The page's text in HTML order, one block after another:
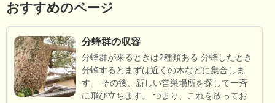
おすすめのページ
分蜂群の収容
分蜂群が来るときは2種類ある 分蜂したとき
分蜂するとまずは近くの木などに集合しま
す。 その後、新しい営巣場所を探して一斉
に飛び立ちます。 つまり、これを放ってお